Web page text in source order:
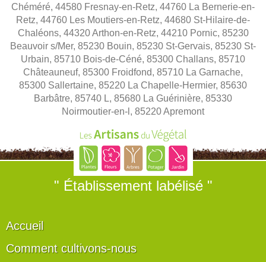
Chéméré, 44580 Fresnay-en-Retz, 44760 La Bernerie-en-
Retz, 44760 Les Moutiers-en-Retz, 44680 St-Hilaire-de-
Chaléons, 44320 Arthon-en-Retz, 44210 Pornic, 85230
Beauvoir s/Mer, 85230 Bouin, 85230 St-Gervais, 85230 St-
Urbain, 85710 Bois-de-Céné, 85300 Challans, 85710
Châteauneuf, 85300 Froidfond, 85710 La Garnache,
85300 Sallertaine, 85220 La Chapelle-Hermier, 85630
Barbâtre, 85740 L, 85680 La Guérinière, 85330
Noirmoutier-en-l, 85220 Apremont
" Établissement labélisé "
Accueil
Comment cultivons-nous